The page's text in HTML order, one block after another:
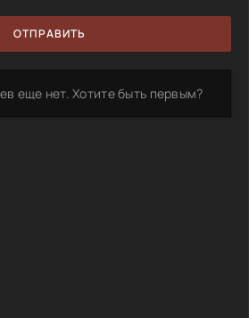
ОТПРАВИТЬ
еще нет. Хотите быть первым?